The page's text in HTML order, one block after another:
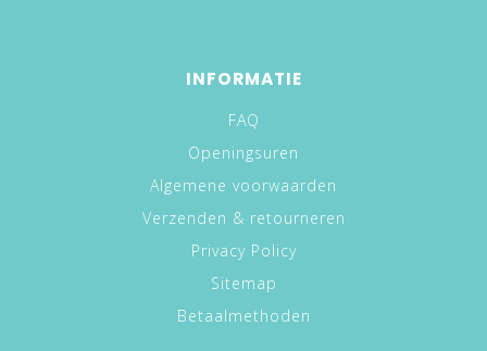
INFORMATIE
FAQ
Openingsuren
Algemene voorwaarden
Verzenden & retourneren
Privacy Policy
Sitemap
Betaalmethoden